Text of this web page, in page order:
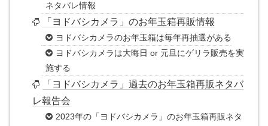
ネタバレ情報
「ヨドバシカメラ」のお年玉箱再販情報
ヨドバシカメラのお年玉箱は毎年再抽選がある
ヨドバシカメラは大晦日 or 元旦にゲリラ販売を実
施する
「ヨドバシカメラ」過去のお年玉箱再販ネタバ
レ報告会
2023年の「ヨドバシカメラ」のお年玉箱再販ネタ